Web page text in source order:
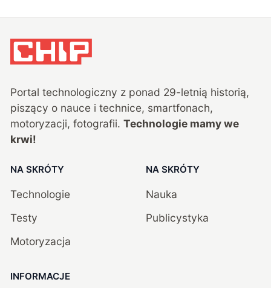
Portal technologiczny z ponad 29-letnią historią,
piszący o nauce i technice, smartfonach,
motoryzacji, fotografii. Technologie mamy we
krwi!
NA SKRÓTY
Technologie
Testy
Motoryzacja
NA SKRÓTY
Nauka
Publicystyka
INFORMACJE